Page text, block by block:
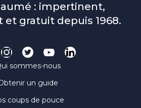
: impertinent,
gratuit depuis 1968.
sommes-nous
un guide
coups de pouce